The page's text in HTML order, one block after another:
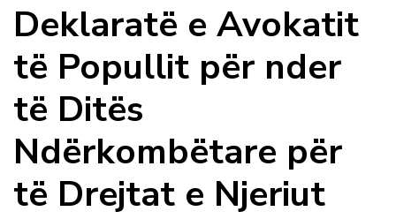
Deklaratë e Avokatit
të Popullit për nder
të Ditës
Ndërkombëtare për
të Drejtat e Njeriut